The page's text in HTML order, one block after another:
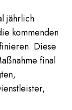
jährlich
kommenden
Diese
final